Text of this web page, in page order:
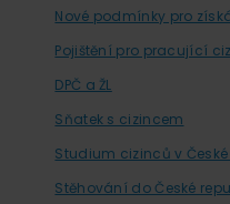
Nové podmínky pro
Pojištění pro pracující
DPČ a ŽL
Sňatek s cizincem
Studium cizinců v
Stěhování do České